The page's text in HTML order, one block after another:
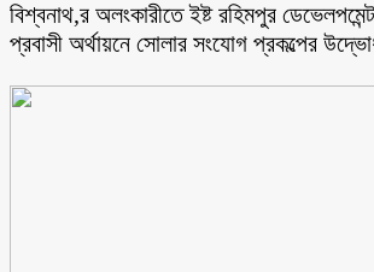
বিশ্বনাথ,র অলংকারীতে ইষ্ট রহিমপুর
প্রবাসী অর্থায়নে সোলার সংযোগ প্রকল্পের